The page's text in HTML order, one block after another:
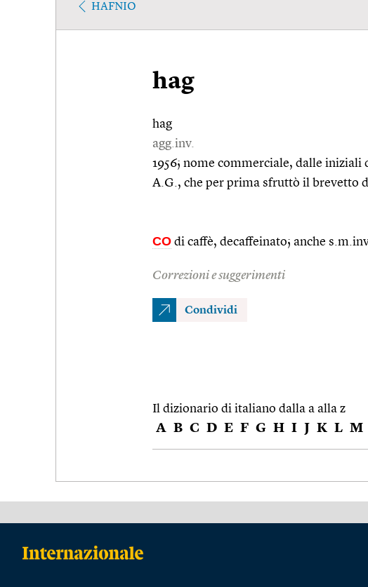
HAFNIO
hag
hag
agg.inv.
1956; nome commerciale, dalle iniziali
A.G., che per prima sfruttò il brevetto
CO di caffè, decaffeinato; anche
Correzioni e suggerimenti
Condividi
Il dizionario di italiano dalla a alla z
A B C D E F G H I J K L M